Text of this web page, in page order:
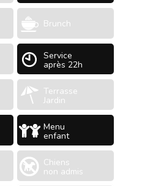
Brunch
Service
après 22h
Terrasse
Jardin
Menu
enfant
Chiens
non admis